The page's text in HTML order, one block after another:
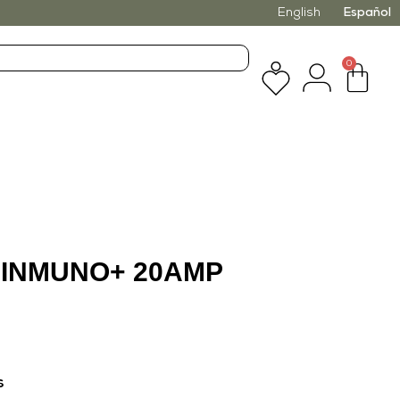
English Español
0
20AMP